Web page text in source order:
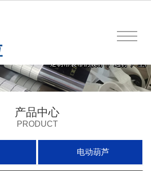
产品中心
PRODUCT
电动葫芦